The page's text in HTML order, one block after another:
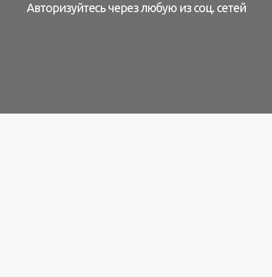
Авторизуйтесь через любую из соц. сетей